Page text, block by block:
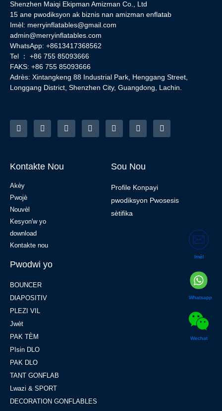
Shenzhen Maiqi Ekipman Amizman Co., Ltd
15 ane pwodiksyon ak biznis nan amizman enflatab
Imèl: merryinflatables@gmail.com
admin@merryinflatables.com
WhatsApp: +8613417368562
Tel ： +86 755 85093666
FAKS: +86 755 85093666
Adrès: Xintangkeng 88 Industrial Park, Henggang Street,
Longgang District, Shenzhen City, Guangdong, Lachin.
Kontakte Nou
Akèy
Pwojè
Nouvèl
Kesyon'w yo
download
Kontakte nou
Sou Nou
Profile Konpayi
pwodiksyon Pwosesis
sètifika
Pwodwi yo
BOUNCER
DIAPOSITIV
PLEZI VIL
Jwèt
PAK TÈM
PIsin DLO
PAK DLO
TANT GONFLAB
Lwazi & SPORT
DECORATION GONFLABLES
Imèl
Whatsapp
Wechat